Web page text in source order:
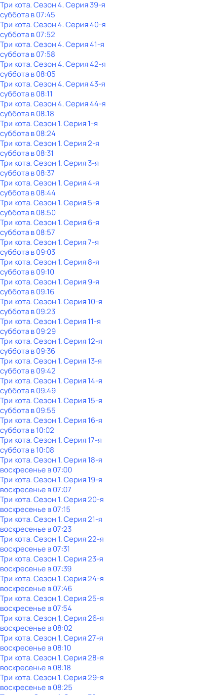
Три кота. Сезон 4. Серия 39-я
субботав07:45
Три кота. Сезон 4. Серия 40-я
субботав07:52
Три кота. Сезон 4. Серия 41-я
субботав07:58
Три кота. Сезон 4. Серия 42-я
субботав08:05
Три кота. Сезон 4. Серия 43-я
субботав08:11
Три кота. Сезон 4. Серия 44-я
субботав08:18
Три кота. Сезон 1. Серия 1-я
субботав08:24
Три кота. Сезон 1. Серия 2-я
субботав08:31
Три кота. Сезон 1. Серия 3-я
субботав08:37
Три кота. Сезон 1. Серия 4-я
субботав08:44
Три кота. Сезон 1. Серия 5-я
субботав08:50
Три кота. Сезон 1. Серия 6-я
субботав08:57
Три кота. Сезон 1. Серия 7-я
субботав09:03
Три кота. Сезон 1. Серия 8-я
субботав09:10
Три кота. Сезон 1. Серия 9-я
субботав09:16
Три кота. Сезон 1. Серия 10-я
субботав09:23
Три кота. Сезон 1. Серия 11-я
субботав09:29
Три кота. Сезон 1. Серия 12-я
субботав09:36
Три кота. Сезон 1. Серия 13-я
субботав09:42
Три кота. Сезон 1. Серия 14-я
субботав09:49
Три кота. Сезон 1. Серия 15-я
субботав09:55
Три кота. Сезон 1. Серия 16-я
субботав10:02
Три кота. Сезон 1. Серия 17-я
субботав10:08
Три кота. Сезон 1. Серия 18-я
воскресенье в07:00
Три кота. Сезон 1. Серия 19-я
воскресенье в07:07
Три кота. Сезон 1. Серия 20-я
воскресенье в07:15
Три кота. Сезон 1. Серия 21-я
воскресенье в07:23
Три кота. Сезон 1. Серия 22-я
воскресенье в07:31
Три кота. Сезон 1. Серия 23-я
воскресенье в07:39
Три кота. Сезон 1. Серия 24-я
воскресенье в07:46
Три кота. Сезон 1. Серия 25-я
воскресенье в07:54
Три кота. Сезон 1. Серия 26-я
воскресенье в08:02
Три кота. Сезон 1. Серия 27-я
воскресенье в08:10
Три кота. Сезон 1. Серия 28-я
воскресенье в08:18
Три кота. Сезон 1. Серия 29-я
воскресенье в08:25